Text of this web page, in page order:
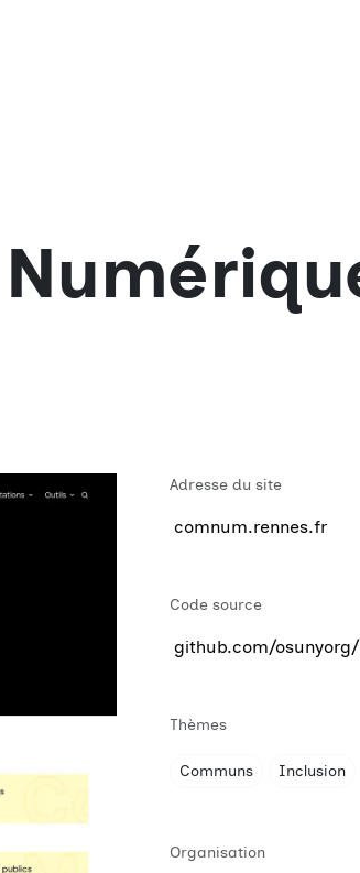
Adresse du site
comnum.rennes.fr
Code source
github.com/
Thèmes
Communs Inclusion
Organisation